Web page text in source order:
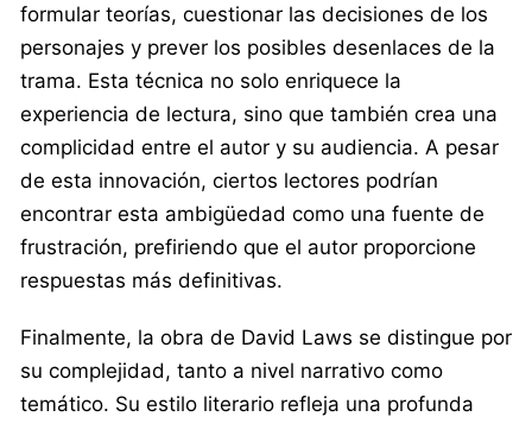
formular teorías, cuestionar las decisiones de los
personajes y prever los posibles desenlaces de la
trama. Esta técnica no solo enriquece la
experiencia de lectura, sino que también crea una
complicidad entre el autor y su audiencia. A pesar
de esta innovación, ciertos lectores podrían
encontrar esta ambigüedad como una fuente de
frustración, prefiriendo que el autor proporcione
respuestas más definitivas.
Finalmente, la obra de David Laws se distingue por
su complejidad, tanto a nivel narrativo como
temático. Su estilo literario refleja una profunda